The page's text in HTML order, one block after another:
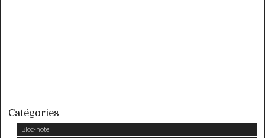
Catégories
Bloc-note